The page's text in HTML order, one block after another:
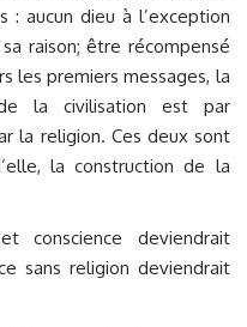
: aucun dieu à l’exception
raison; être récompensé
les premiers messages, la
la civilisation est par
la religion. Ces deux sont
la construction de la
conscience deviendrait
sans religion deviendrait